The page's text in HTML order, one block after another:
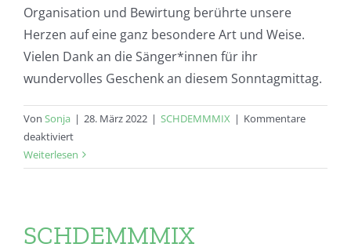
Organisation und Bewirtung berührte unsere
Herzen auf eine ganz besondere Art und Weise.
Vielen Dank an die Sänger*innen für ihr
wundervolles Geschenk an diesem Sonntagmittag.
Von Sonja | 28. März 2022 | SCHDEMMMIX | Kommentare
deaktiviertfür
Herzberührende
Töne
Vesperkirche
Weiterlesen
SCHDEMMMIX